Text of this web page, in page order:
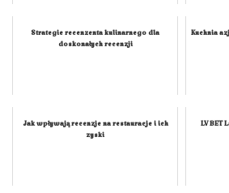
Strategie recenzenta kulinarnego dla
doskonałych recenzji
Kuchnia
Jak wpływają recenzje na restauracje i ich
zyski
LV BET